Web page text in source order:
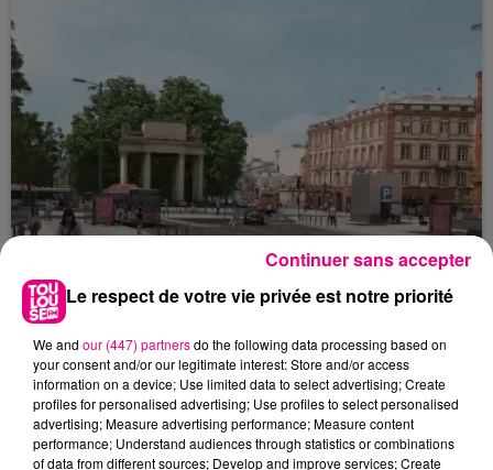
22 juillet 2026
Toulouse : circulation perturbée dans le
secteur François Verdier...
Le respect de votre vie privée est notre priorité
We and our (447) partnersdo the following data processing based on
your consent and/or our legitimate interest: Store and/or access
information on a device; Use limited data to select advertising; Create
profiles for personalised advertising; Use profiles to select personalised
advertising; Measure advertising performance; Measure content
performance; Understand audiences through statistics or combinations
of data from different sources; Develop and improve services; Create
Continuer sans accepter